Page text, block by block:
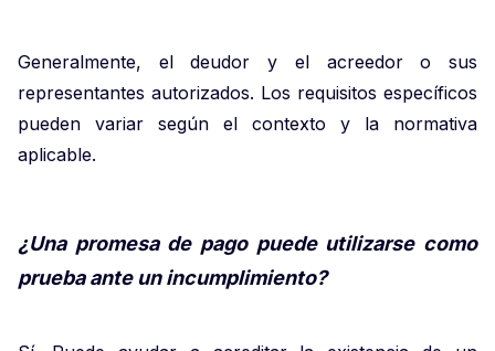
Generalmente, el deudor y el acreedor o sus
representantes autorizados. Los requisitos específicos
pueden variar según el contexto y la normativa
aplicable.
¿Una promesa de pago puede utilizarse como
prueba ante un incumplimiento?